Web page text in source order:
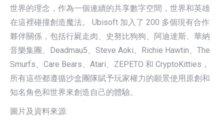
世界的理念，作為一個連續的共享數字空間，世界和英雄
在這裡碰撞創造魔法。 Ubisoft 加入了 200 多個現有合作
夥伴關係，包括行屍走肉、史努比狗狗、阿迪達斯、華納
音樂集團、Deadmau5、Steve Aoki、Richie Hawtin、The
Smurfs、Care Bears、Atari、ZEPETO 和 CryptoKitties，
所有這些都遵循沙盒團隊賦予玩家權力的願景使用原創和
知名角色和世界來創造自己的體驗。
圖片及資料來源: